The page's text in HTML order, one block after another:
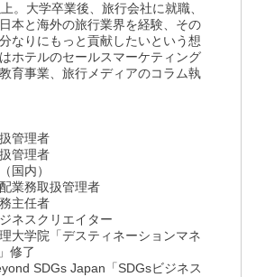
。大学卒業後、旅行会社に就職、
本と海外の旅行業界を経験、その
なりにもっと貢献したいという想
ホテルのセールスマーケティング
育事業、旅行メディアのコラム執
管理者
管理者
国内）
業務取扱管理者
主任者
ネスクリエイター
大学院「デスティネーションマネ
修了
SDGs Japan「SDGsビジネス